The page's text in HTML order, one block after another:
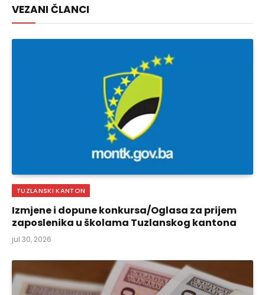
VEZANI ČLANCI
TUZLANSKI KANTON
Izmjene i dopune konkursa/Oglasa za prijem
zaposlenika u školama Tuzlanskog kantona
jul 30, 2026